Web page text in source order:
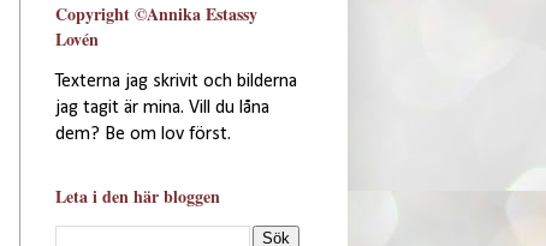
Copyright ©Annika Estassy
Lovén
Texterna jag skrivit och bilderna
jag tagit är mina. Vill du låna
dem? Be om lov först.
Leta i den här bloggen